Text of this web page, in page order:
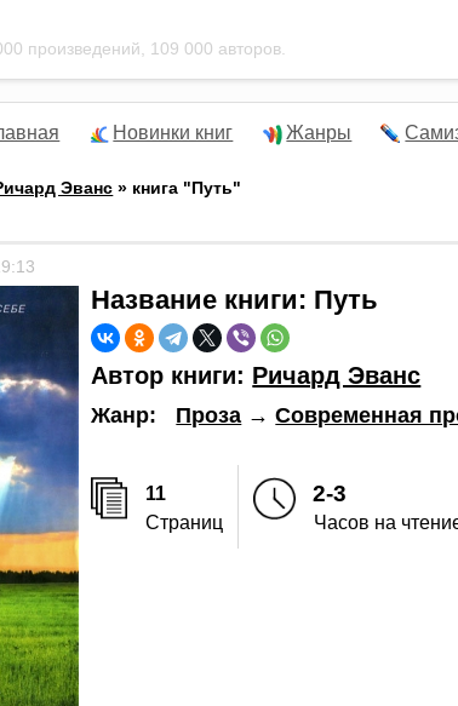
произведений, 109 000 авторов.
Новинки книг Жанры
Эванс » книга "Путь"
Название книги: Путь
Автор книги: Ричард Эванс
Жанр: Проза →Современная
11
Страниц
2-3
Часов на